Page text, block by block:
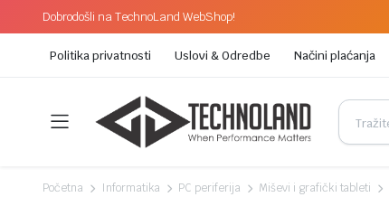
Dobrodošli na TechnoLand WebShop!
Politika privatnosti Uslovi & Odredbe Načini plaćanja
Početna Informatika PC periferija Miševi i grafički tableti